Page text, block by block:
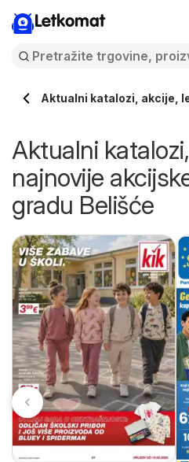
Letkomat
Aktualni katalozi, akcije,
Aktualni
najnovije
gradu Belišće